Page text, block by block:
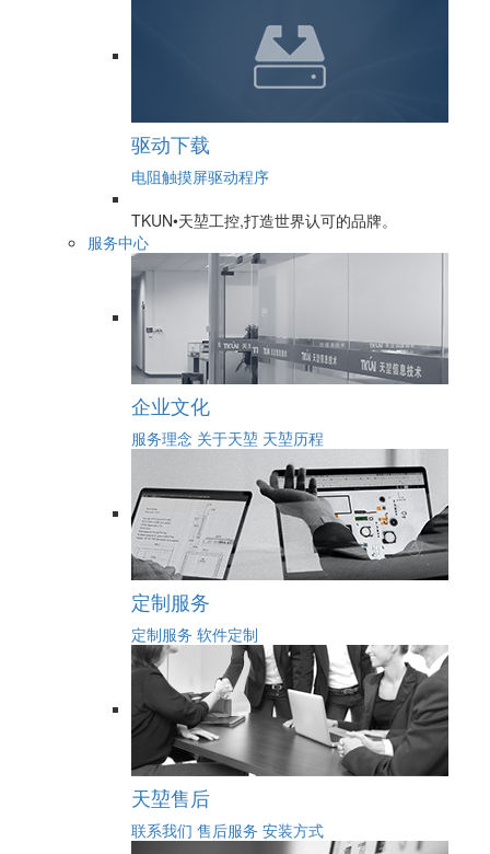
驱动下载
电阻触摸屏驱动程序
TKUN•天堃工控,打造世界认可的品牌。
服务中心
企业文化
服务理念 关于天堃 天堃历程
定制服务
定制服务 软件定制
天堃售后
联系我们 售后服务 安装方式